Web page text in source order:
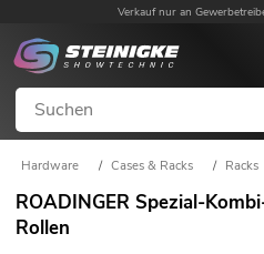
Verkauf nur an
Hardware / Cases & Racks / Racks
ROADINGER Spezial-
Rollen